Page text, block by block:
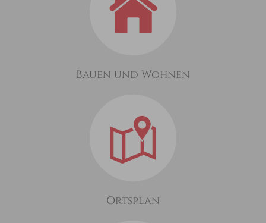
Bauen und Wohnen
Ortsplan